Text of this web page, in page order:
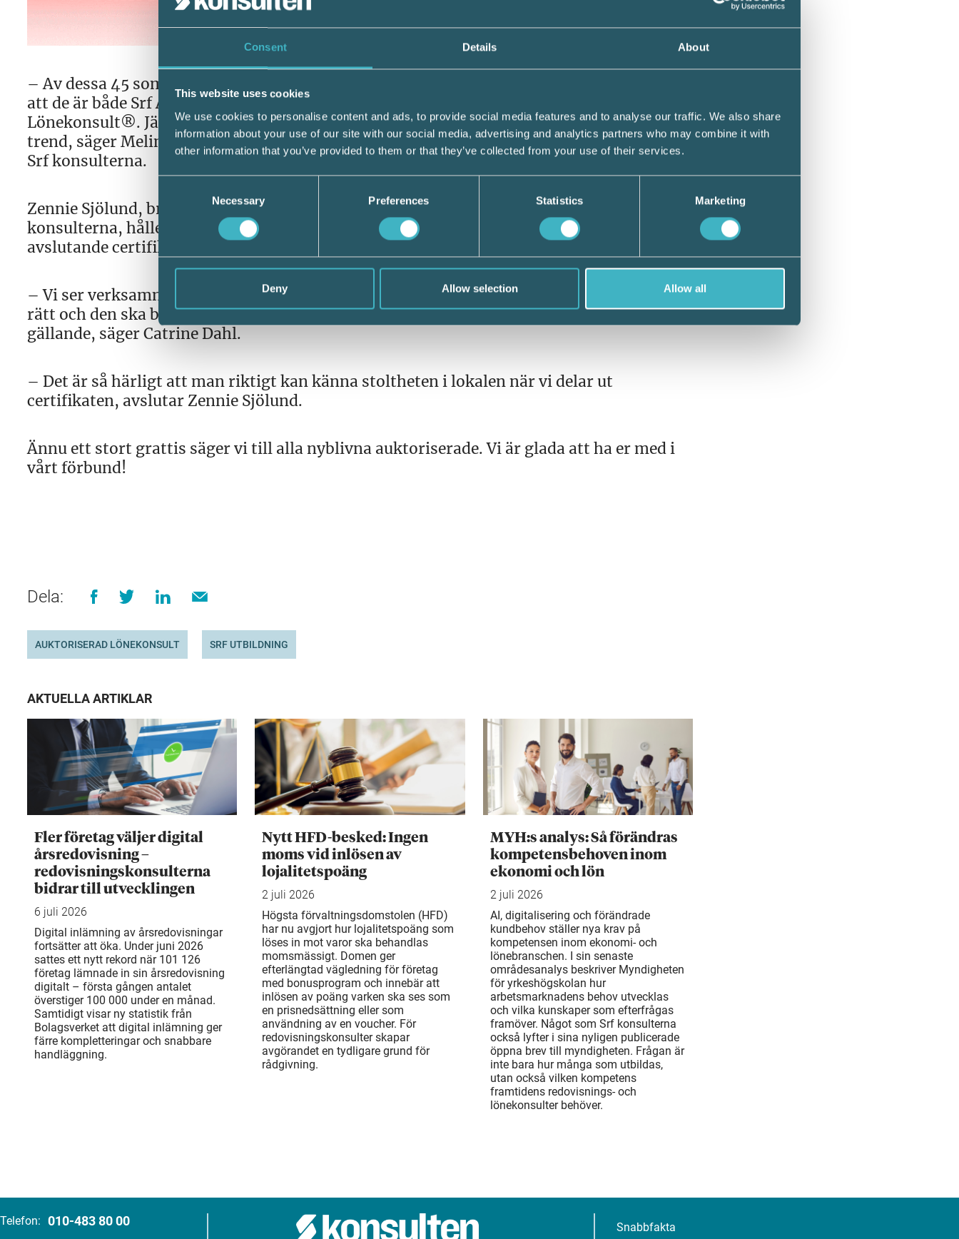
Consent Details About
This website uses cookies
We use cookies to personalise content and ads, to provide social media features and to analyse our traffic. We also share
information about your use of our site with our social media, advertising and analytics partners who may combine it with
other information that you’ve provided to them or that they’ve collected from your use of their services.
Necessary Preferences Statistics Marketing
Deny Allow selection Allow all
– Av dessa 45 som nu fick sina certifikat så blev 8 av dem dubbelanslutna, vilket betyder
att de är både Srf Auktoriserad Redovisningskonsult® och Srf Auktoriserad
Lönekonsult®. Jättekul att de satsar på båda yrkena. Vi ser att det är en uppåtgående
trend, säger Melinda Olsson som är en av de som ansvarar för medlemsantagningen hos
Srf konsulterna.
Zennie Sjölund, branschansvarig lön och Catrine Dahl som är löneexpert hos Srf
konsulterna, håller i Srf Auktorisationsdag Lön som bjuder på föreläsningspass och den
avslutande certifikatsutdelningsceremonin.
– Vi ser verksamma som verkligen har förstått sitt värde i näringlivet. Lönen ska vara
rätt och den ska beräknas och betalas ut enligt alla de lagar och kollektivavtal som är
gällande, säger Catrine Dahl.
– Det är så härligt att man riktigt kan känna stoltheten i lokalen när vi delar ut
certifikaten, avslutar Zennie Sjölund.
Ännu ett stort grattis säger vi till alla nyblivna auktoriserade. Vi är glada att ha er med i
vårt förbund!
Dela:
AUKTORISERAD LÖNEKONSULT SRF UTBILDNING
AKTUELLA ARTIKLAR
Fler företag väljer digital
årsredovisning –
redovisningskonsulterna
bidrar till utvecklingen
6 juli 2026
Digital inlämning av årsredovisningar
fortsätter att öka. Under juni 2026
sattes ett nytt rekord när 101 126
företag lämnade in sin årsredovisning
digitalt – första gången antalet
överstiger 100 000 under en månad.
Samtidigt visar ny statistik från
Bolagsverket att digital inlämning ger
färre kompletteringar och snabbare
handläggning.
Nytt HFD-besked: Ingen
moms vid inlösen av
lojalitetspoäng
2 juli 2026
Högsta förvaltningsdomstolen (HFD)
har nu avgjort hur lojalitetspoäng som
löses in mot varor ska behandlas
momsmässigt. Domen ger
efterlängtad vägledning för företag
med bonusprogram och innebär att
inlösen av poäng varken ska ses som
en prisnedsättning eller som
användning av en voucher. För
redovisningskonsulter skapar
avgörandet en tydligare grund för
rådgivning.
MYH:s analys: Så förändras
kompetensbehoven inom
ekonomi och lön
2 juli 2026
AI, digitalisering och förändrade
kundbehov ställer nya krav på
kompetensen inom ekonomi- och
lönebranschen. I sin senaste
områdesanalys beskriver Myndigheten
för yrkeshögskolan hur
arbetsmarknadens behov utvecklas
och vilka kunskaper som efterfrågas
framöver. Något som Srf konsulterna
också lyfter i sina nyligen publicerade
öppna brev till myndigheten. Frågan är
inte bara hur många som utbildas,
utan också vilken kompetens
framtidens redovisnings- och
lönekonsulter behöver.
Telefon: 010-483 80 00
Snabbfakta